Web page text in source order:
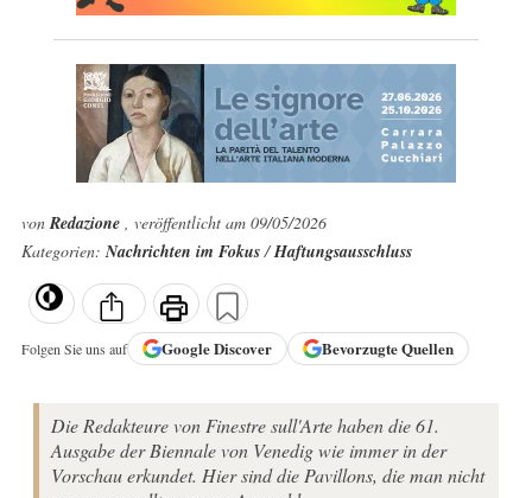
vonRedazione , veröffentlicht am 09/05/2026
Kategorien:Nachrichten im Fokus/Haftungsausschluss
Folgen Sie uns auf GoogleDiscover Bevorzugte Quellen
Die Redakteure von Finestre sull'Arte haben die 61.
Ausgabe der Biennale von Venedig wie immer in der
Vorschau erkundet. Hier sind die Pavillons, die man nicht